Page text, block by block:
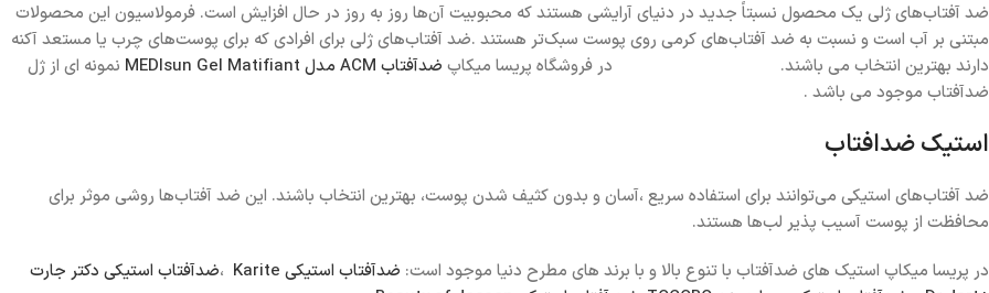
ضد آفتاب‌های ژلی یک محصول نسبتاً جدید در دنیای آرایشی هستند که محبوبیت آن‌ها روز به روز در حال افزایش است. فرمولاسیون این محصولات
مبتنی بر آب است و نسبت به ضد آفتاب‌های کرمی روی پوست سبک‌تر هستند .ضد آفتاب‌های ژلی برای افرادی که برای پوست‌های چرب یا مستعد آکنه
دارند بهترین انتخاب می باشند. در فروشگاه پریسا میکاپ ضدآفتاب ACM مدل MEDIsun Gel Matifiant
نمونه ای از ژل
ضدآفتاب موجود می باشد .
استیک ضدافتاب
ضد آفتاب‌های استیکی می‌توانند برای استفاده سریع ،آسان و بدون کثیف شدن پوست، بهترین انتخاب باشند. این ضد آفتاب‌ها روشی موثر برای
محافظت از پوست آسیب پذیر لب‌ها هستند.
در پریسا میکاپ استیک های ضدآفتاب با تنوع بالا و با برند های مطرح دنیا موجود است: ضدآفتاب استیکی Karite ،ضدآفتاب استیکی دکتر جارت